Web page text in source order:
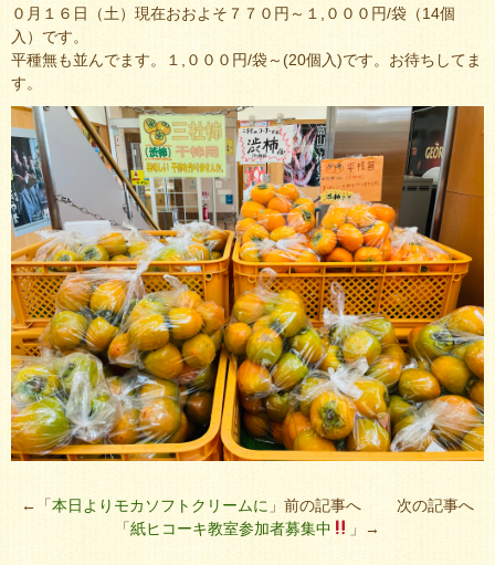
０月１６日（土）現在おおよそ７７０円～１,０００円/袋（14個
入）です。
平種無も並んでます。１,０００円/袋～(20個入)です。お待ちしてま
す。
←「本日よりモカソフトクリームに 」前の記事へ 次の記事へ
「紙ヒコーキ教室参加者募集中 」→